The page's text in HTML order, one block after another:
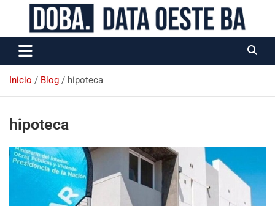
Data Oeste BA
Inicio Blog hipoteca
hipoteca